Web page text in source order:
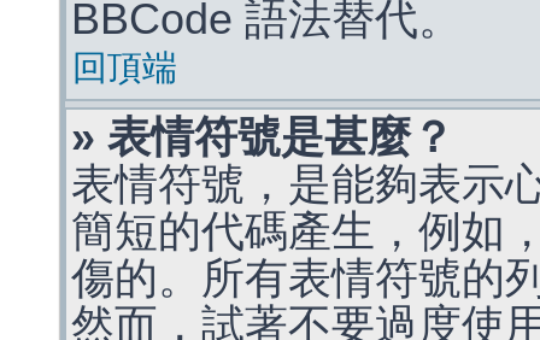
BBCode 語法替代。
回頂端
» 表情符號是甚麼？
表情符號，是能夠表示
簡短的代碼產生，例如
傷的。所有表情符號的
然而，試著不要過度使